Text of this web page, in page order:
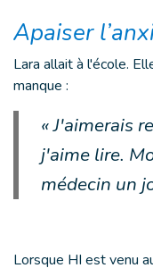
Apaiser
Lara allait à l'école.
manque :
« J'aimerais
j'aime lire.
médecin un
Lorsque HI est venu